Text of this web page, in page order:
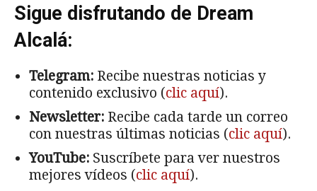
Sigue disfrutando de Dream
Alcalá:
Telegram: Recibe nuestras noticias y
contenido exclusivo (clic aquí).
Newsletter: Recibe cada tarde un correo
con nuestras últimas noticias (clic aquí).
YouTube: Suscríbete para ver nuestros
mejores vídeos (clic aquí).